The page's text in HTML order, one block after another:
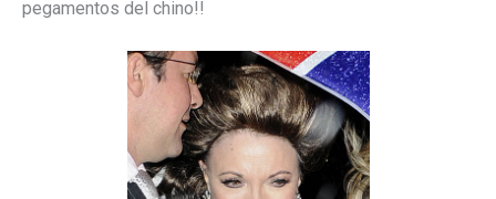
pegamentos del chino!!